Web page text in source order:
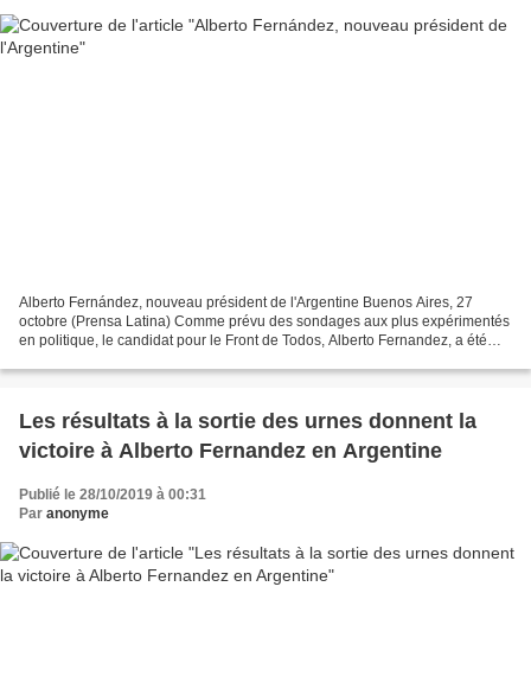
Alberto Fernández, nouveau président de l'Argentine Buenos Aires, 27
octobre (Prensa Latina) Comme prévu des sondages aux plus expérimentés
en politique, le candidat pour le Front de Todos, Alberto Fernandez, a été
Les résultats à la sortie des urnes donnent la
victoire à Alberto Fernandez en Argentine
Publié le 28/10/2019 à 00:31
Par anonyme